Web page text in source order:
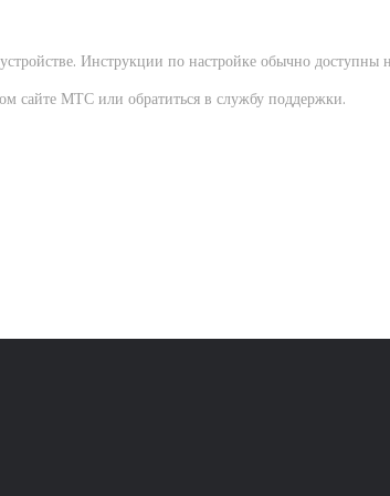
Инструкции по настройке обычно
сайте МТС или обратиться в службу поддержки.